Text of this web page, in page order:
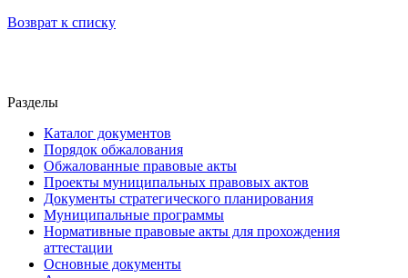
Возврат к списку
Разделы
Каталог документов
Порядок обжалования
Обжалованные правовые акты
Проекты муниципальных правовых актов
Документы стратегического планирования
Муниципальные программы
Нормативные правовые акты для прохождения
аттестации
Основные документы